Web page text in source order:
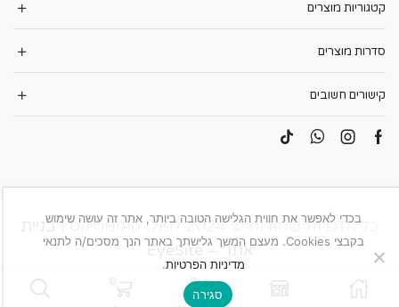
קטגוריות מוצרים
סדרות מוצרים
קישורים חשובים
כל הזכויות שמורות © 2024 לפולו קוסמטיקס |
בניית
אתר – EyeSite
0
בכדי לאפשר את חווית הגלישה הטובה ביותר, אתר זה עושה שימוש
בקבצי Cookies. מעצם המשך גלישתך באתר הנך מסכים/ה לתנאי
מדיניות הפרטיות.
סגירה